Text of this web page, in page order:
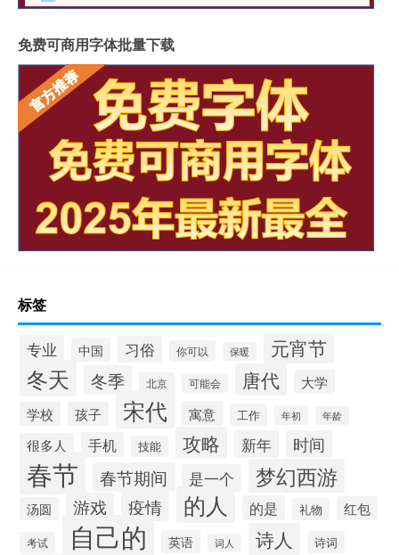
免费可商用字体批量下载
标签
专业 中国 习俗 你可以 保暖 元宵节
冬天 冬季 北京 可能会 唐代
大学
学校
孩子 宋代 寓意 工作 年初 年龄
很多人 手机 技能 攻略 新年 时间
春节 春节期间 是一个 梦幻西游
汤圆 游戏 疫情 的人 的是 礼物 红包
考试 自己的 英语 词人 诗人 诗词